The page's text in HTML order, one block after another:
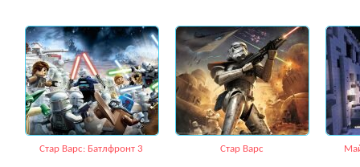
Стар Варс: Батлфронт 3 Стар Варс